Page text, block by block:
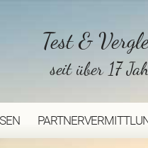
Test &
seit über 17